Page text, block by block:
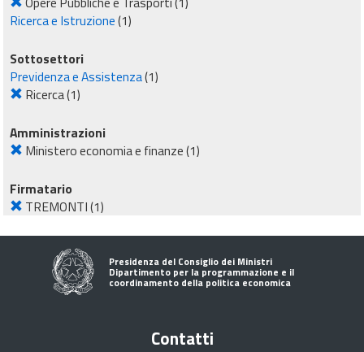
Ricerca e Istruzione(1)
Sottosettori
Previdenza e Assistenza(1)
Ricerca(1)
Amministrazioni
Ministero economia e finanze(1)
Firmatario
TREMONTI(1)
Presidenza del Consiglio dei Ministri
Dipartimento per la programmazione e il
coordinamento della politica economica
Contatti